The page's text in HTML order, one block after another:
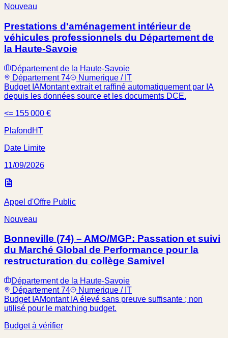
Nouveau
Prestations d'aménagement intérieur de
véhicules professionnels du Département de
la Haute-Savoie
Département de la Haute-Savoie
Département 74
Numerique / IT
Budget IAMontant extrait et raffiné automatiquement par IA
depuis les données source et les documents DCE.
<= 155 000 €
Plafond HT
Date Limite
11/09/2026
Appel d'Offre Public
Nouveau
Bonneville (74) – AMO/MGP: Passation et suivi
du Marché Global de Performance pour la
restructuration du collège Samivel
Département de la Haute-Savoie
Département 74
Numerique / IT
Budget IAMontant IA élevé sans preuve suffisante ; non
utilisé pour le matching budget.
Budget à vérifier